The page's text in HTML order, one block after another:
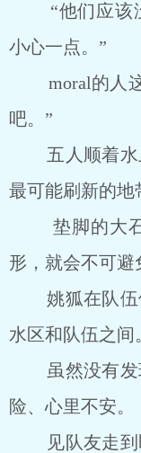
“他们应该没
小心一点。”
moral的人这
吧。”
五人顺着水上
最可能刷新的地
垫脚的大石
形，就会不可避
姚狐在队伍
水区和队伍之间
虽然没有发
险、心里不安。
见队友走到